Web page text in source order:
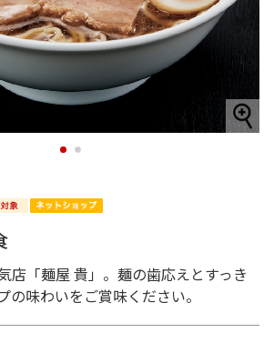
1 2
店「麺屋 貴」。麺の歯応えとすっき
の味わいをご賞味ください。